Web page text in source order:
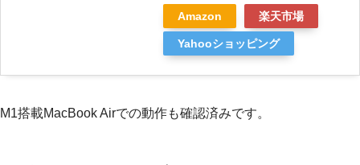
Amazon 楽天市場
Yahooショッピング
M1搭載MacBook Airでの動作も確認済みです。